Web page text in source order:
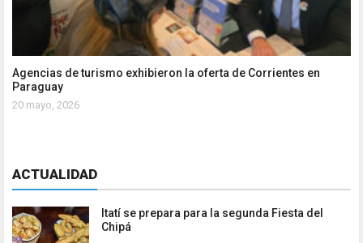
Agencias de turismo exhibieron la oferta de Corrientes en
Paraguay
20 mayo, 2026
ACTUALIDAD
Itatí se prepara para la segunda Fiesta del
Chipá